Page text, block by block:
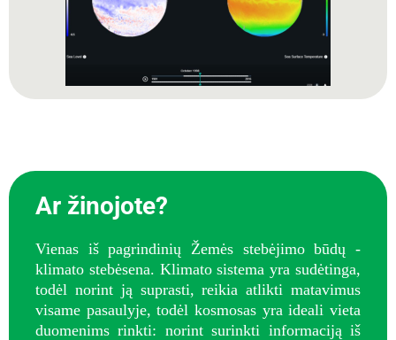
Ar žinojote?
Vienas iš pagrindinių Žemės stebėjimo būdų -
klimato stebėsena. Klimato sistema yra sudėtinga,
todėl norint ją suprasti, reikia atlikti matavimus
visame pasaulyje, todėl kosmosas yra ideali vieta
duomenims rinkti: norint surinkti informaciją iš